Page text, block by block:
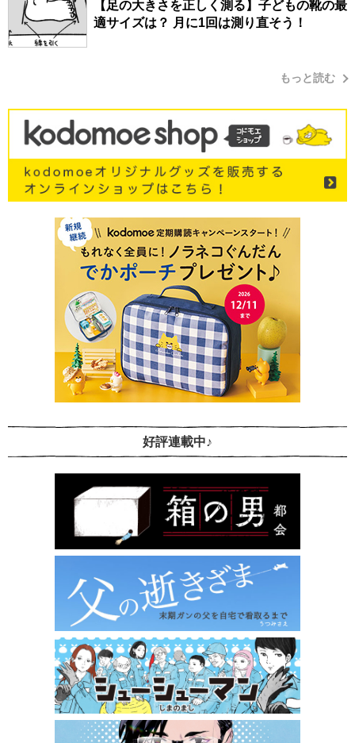
【足の大きさを正しく測る】子どもの靴の最
適サイズは？ 月に1回は測り直そう！
もっと読む
好評連載中♪